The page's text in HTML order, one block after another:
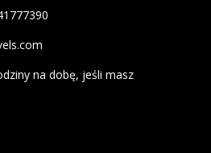
na dobę, jeśli masz